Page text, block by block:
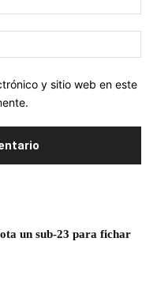
y sitio web en este
un sub-23 para fichar